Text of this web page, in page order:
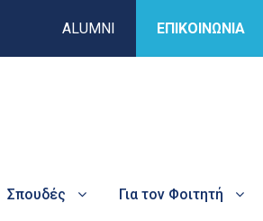
ALUMNI ΕΠΙΚΟΙΝΩΝΙΑ
Σπουδές Για τον Φοιτητή